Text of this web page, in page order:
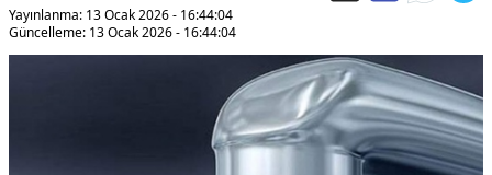
Yayınlanma: 13 Ocak 2026 - 16:44:04
Güncelleme: 13 Ocak 2026 - 16:44:04